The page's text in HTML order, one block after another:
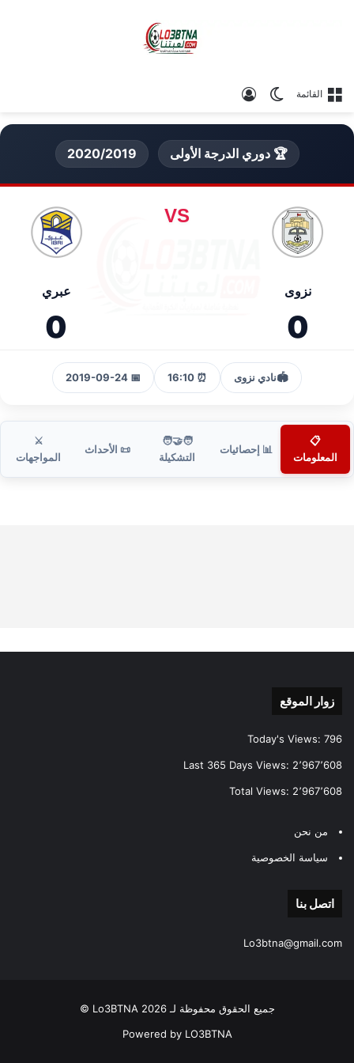
القائمة الوضع المظلم
🏆 دوري الدرجة الأولى 2020/2019
نزوى
0
VS
عبري
0
🏟️نادي نزوى ⏰ 16:10
📅 2019-09-24
📋
المعلومات
📊 إحصائيات
🧑‍🤝‍🧑
التشكيلة
📜 الأحداث
⚔️
المواجهات
زوار الموقع
Today's Views: 796
Last 365 Days Views: 2٬967٬608
Total Views: 2٬967٬608
من نحن
سياسة الخصوصية
اتصل بنا
Lo3btna@gmail.com
جميع الحقوق محفوظة لـ Lo3BTNA 2026 ©
Powered by LO3BTNA